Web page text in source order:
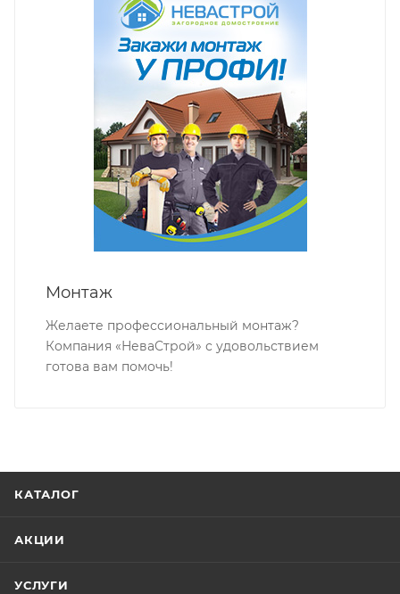
Монтаж
Желаете профессиональный монтаж?
Компания «НеваСтрой» с удовольствием
готова вам помочь!
КАТАЛОГ
АКЦИИ
УСЛУГИ